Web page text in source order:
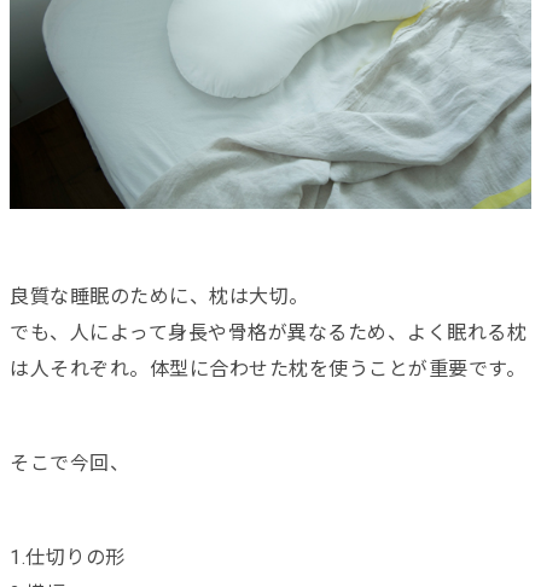
良質な睡眠のために、枕は大切。
でも、人によって身長や骨格が異なるため、よく眠れる枕
は人それぞれ。体型に合わせた枕を使うことが重要です。
そこで今回、
1.仕切りの形